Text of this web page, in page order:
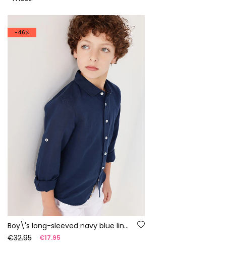
-46%
Boy\'s long-sleeved navy blue linen shirt
€32.95
€17.95